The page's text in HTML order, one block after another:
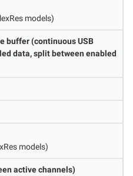
models)
buffer (continuous USB
data, split between enabled
models)
active channels)